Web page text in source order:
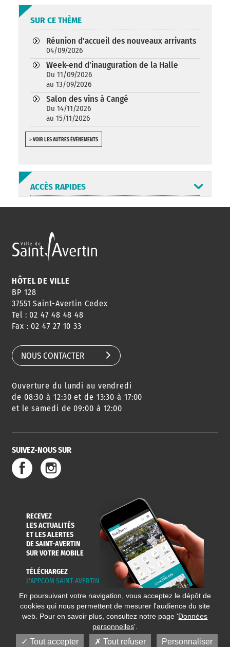
SUR CE THÈME
Réunion d'accueil des nouveaux arrivants
04/09/2026
Week-end d'inauguration de la Halle
Du 11/09/2026
au 13/09/2026
Salon des vins à Cangé
Du 14/11/2026
au 15/11/2026
> VOIR LES AUTRES ÉVÉNEMENTS
ACCÈS RAPIDES
ANNUAIRE
HORAIRES
CONSEILS
DE QUARTIER
AGENDA
DES SORTIES
URBANISME
SERVICE
DE L'EAU
HÔTEL DE VILLE
BP 128
37551 Saint-Avertin Cedex
Tel : 02 47 48 48 48
Fax : 02 47 27 10 33
NOUS CONTACTER
Ouverture du lundi au vendredi
de 08:30 à 12:30 et de 13:30 à 17:00
et le samedi de 09:00 à 12:00
SUIVEZ-NOUS SUR
RECEVEZ
LES ACTUALITÉS
ET LES ALERTES
DE SAINT-AVERTIN
SUR VOTRE MOBILE
TÉLÉCHARGEZ
L'APPCOM SAINT-AVERTIN
En poursuivant votre navigation, vous acceptez le dépôt de
cookies qui nous permettent de mesurer l'audience du site
web. Pour en savoir plus, consultez notre page 'Données
personnelles'.
Tout accepter Tout refuser Personnaliser